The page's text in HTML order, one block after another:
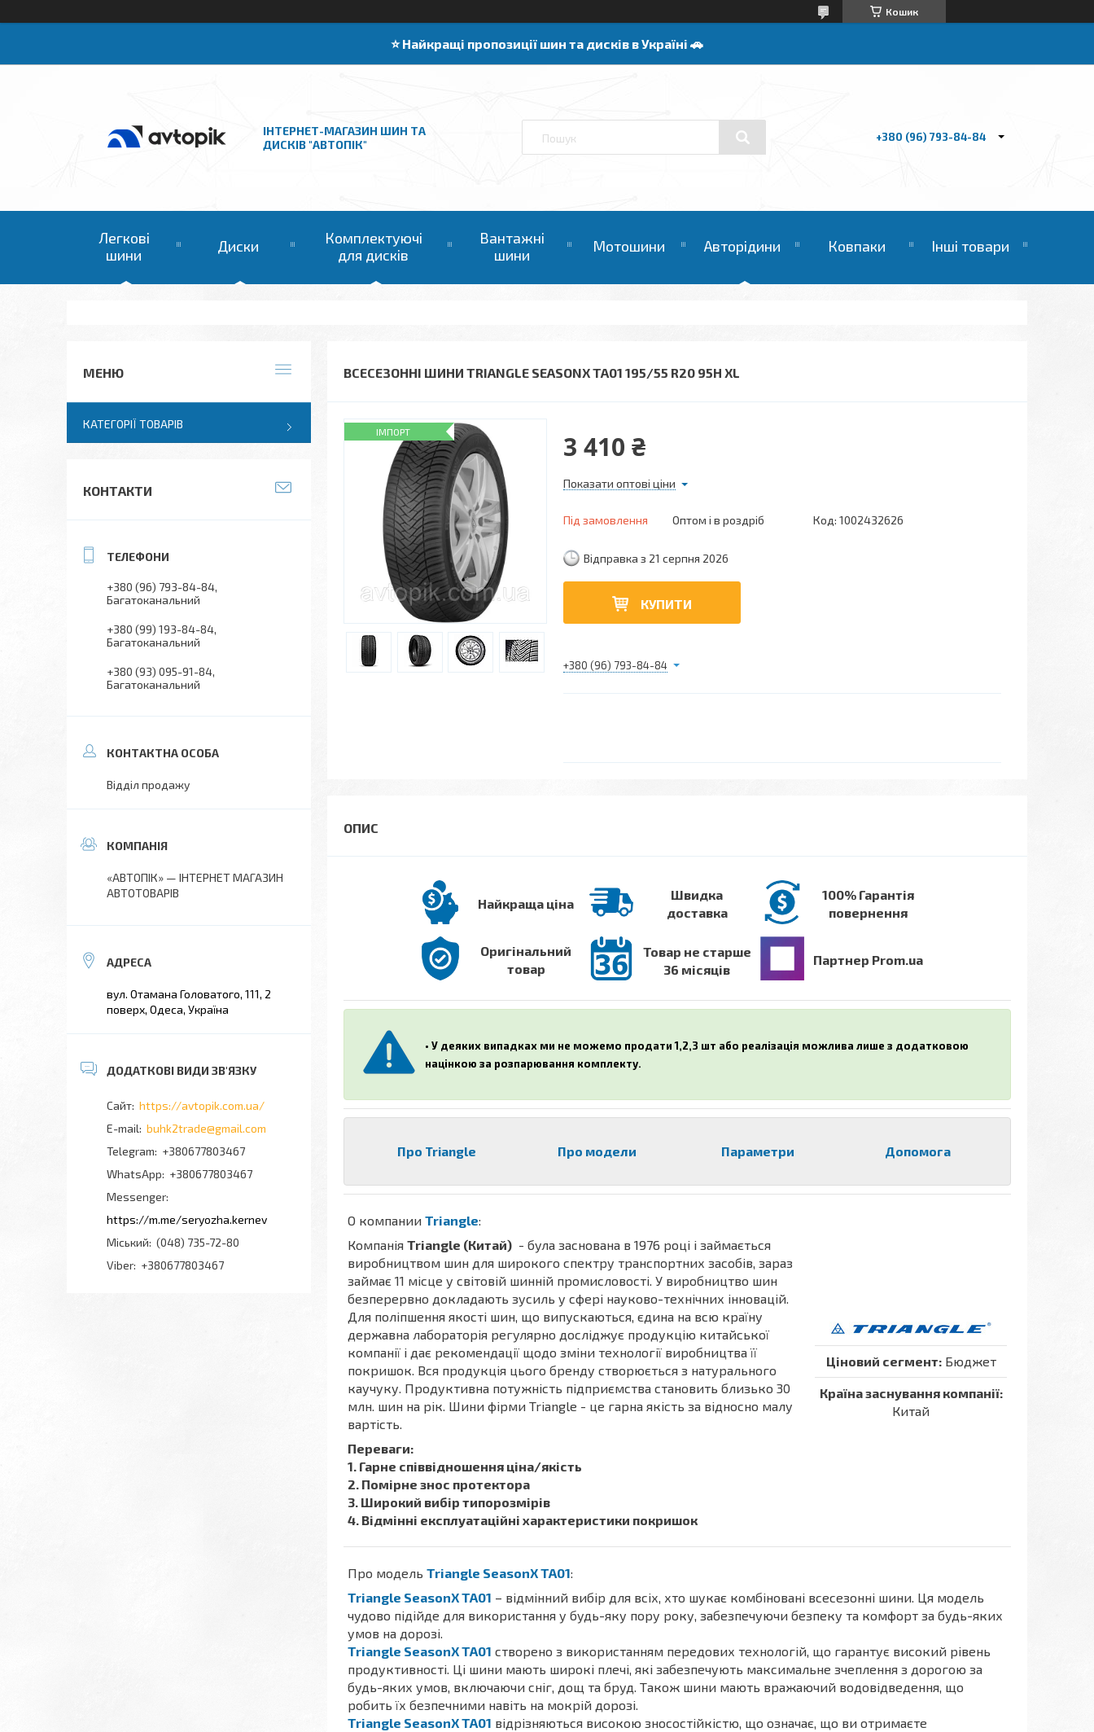
Кошик
⭐️ Найкращі пропозиції шин та дисків в Україні 🚗
ІНТЕРНЕТ-МАГАЗИН ШИН ТА
ДИСКІВ "АВТОПІК"
+380 (96) 793-84-84
Легкові
шини
Диски
Комплектуючі
для дисків
Вантажні
шини
Мотошини Авторідини Ковпаки Інші товари
ВСЕСЕЗОННІ ШИНИ TRIANGLE SEASONX TA01 195/55 R20 95H XL
ІМПОРТ 3 410 ₴
Показати оптові ціни
Під замовлення Оптом і в роздріб Код: 1002432626
Відправка з 21 серпня 2026
КУПИТИ
+380 (96) 793-84-84
Найкраща ціна
Швидка
доставка
100% Гарантія
повернення
Оригінальний
товар
Товар не старше
36 місяців
Партнер Prom.ua
• У деяких випадках ми не можемо продати 1,2,3 шт або реалізація можлива лише з додатковою
націнкою за розпарювання комплекту.
Про Triangle Про модели Параметри Допомога
О компании Triangle:
Компанія Triangle (Китай) - була заснована в 1976 році і займається
виробництвом шин для широкого спектру транспортних засобів, зараз
займає 11 місце у світовій шинній промисловості. У виробництво шин
безперервно докладають зусиль у сфері науково-технічних інновацій.
Для поліпшення якості шин, що випускаються, єдина на всю країну
державна лабораторія регулярно досліджує продукцію китайської
компанії і дає рекомендації щодо зміни технології виробництва її
покришок. Вся продукція цього бренду створюється з натурального
каучуку. Продуктивна потужність підприємства становить близько 30
млн. шин на рік. Шини фірми Triangle - це гарна якість за відносно малу
вартість.
Переваги:
​​1. Гарне співвідношення ціна/якість
2. Помірне знос протектора
3. Широкий вибір типорозмірів
4. Відмінні експлуатаційні характеристики покришок
Ціновий сегмент:Бюджет
Країна заснування компанії:
Китай
Про модель Triangle SeasonX TA01:
Triangle SeasonX TA01 – відмінний вибір для всіх, хто шукає комбіновані всесезонні шини. Ця модель
чудово підійде для використання у будь-яку пору року, забезпечуючи безпеку та комфорт за будь-яких
умов на дорозі.
Triangle SeasonX TA01 створено з використанням передових технологій, що гарантує високий рівень
продуктивності. Ці шини мають широкі плечі, які забезпечують максимальне зчеплення з дорогою за
будь-яких умов, включаючи сніг, дощ та бруд. Також шини мають вражаючий водовідведення, що
робить їх безпечними навіть на мокрій дорозі.
Triangle SeasonX TA01 відрізняються високою зносостійкістю, що означає, що ви отримаєте
КАТЕГОРІЇ ТОВАРІВ
КОНТАКТИ
+380 (96) 793-84-84
Багатоканальний
+380 (99) 193-84-84
Багатоканальний
+380 (93) 095-91-84
Багатоканальний
Відділ продажу
«АВТОПІК» — ІНТЕРНЕТ МАГАЗИН
АВТОТОВАРІВ
вул. Отамана Головатого, 111, 2
поверх, Одеса, Україна
https://avtopik.com.ua/
buhk2trade@gmail.com
+380677803467
+380677803467
Messenger
https://m.me/seryozha.kernev
Міський (048) 735-72-80
Viber +380677803467